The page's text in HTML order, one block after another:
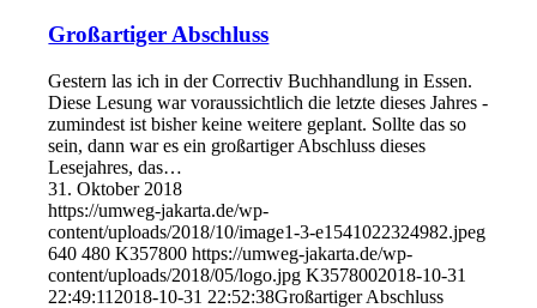
Großartiger Abschluss
Gestern las ich in der Correctiv Buchhandlung in Essen.
Diese Lesung war voraussichtlich die letzte dieses Jahres -
zumindest ist bisher keine weitere geplant. Sollte das so
sein, dann war es ein großartiger Abschluss dieses
Lesejahres, das…
31. Oktober 2018
https://umweg-jakarta.de/wp-
content/uploads/2018/10/image1-3-e1541022324982.jpeg
640 480 K357800 https://umweg-jakarta.de/wp-
content/uploads/2018/05/logo.jpg K3578002018-10-31
22:49:11 2018-10-31 22:52:38Großartiger Abschluss